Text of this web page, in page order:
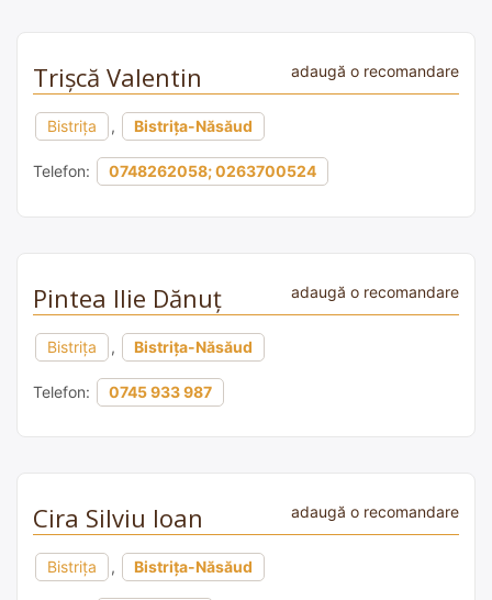
Trișcă Valentin adaugă o recomandare
Bistrița , Bistrița-Năsăud
Telefon: 0748262058; 0263700524
Pintea Ilie Dănuț adaugă o recomandare
Bistrița , Bistrița-Năsăud
Telefon: 0745 933 987
Cira Silviu Ioan adaugă o recomandare
Bistrița , Bistrița-Năsăud